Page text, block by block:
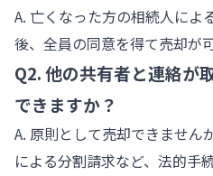
A. 亡くなった方の相続人によ
後、全員の同意を得て売却が
Q2. 他の共有者と連絡が
できますか？
A. 原則として売却できません
による分割請求など、法的手